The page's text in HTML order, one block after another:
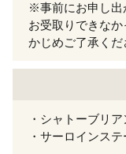
※事前にお申し出
お受取りできな
かじめご了承くだ
・シャトーブリ
・サーロインス